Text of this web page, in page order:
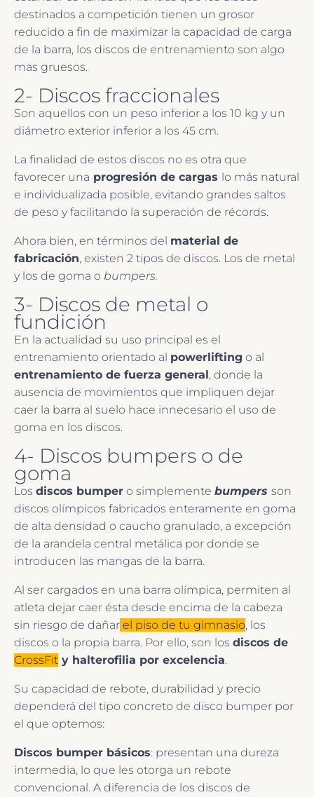
destinados a competición tienen un grosor
reducido a fin de maximizar la capacidad de carga
de la barra, los discos de entrenamiento son algo
mas gruesos.
2- Discos fraccionales
Son aquellos con un peso inferior a los 10 kg y un
diámetro exterior inferior a los 45 cm.
La finalidad de estos discos no es otra que
favorecer una progresión de cargas lo más natural
e individualizada posible, evitando grandes saltos
de peso y facilitando la superación de récords.
Ahora bien, en términos del material de
fabricación, existen 2 tipos de discos. Los de metal
y los de goma o bumpers.
3- Discos de metal o
fundición
En la actualidad su uso principal es el
entrenamiento orientado al powerlifting o al
entrenamiento de fuerza general, donde la
ausencia de movimientos que impliquen dejar
caer la barra al suelo hace innecesario el uso de
goma en los discos.
4- Discos bumpers o de
goma
Los discos bumper o simplemente bumpers son
discos olímpicos fabricados enteramente en goma
de alta densidad o caucho granulado, a excepción
de la arandela central metálica por donde se
introducen las mangas de la barra.
Al ser cargados en una barra olímpica, permiten al
atleta dejar caer ésta desde encima de la cabeza
sin riesgo de dañar el piso de tu gimnasio, los
discos o la propia barra. Por ello, son los discos de
CrossFit y halterofilia por excelencia.
Su capacidad de rebote, durabilidad y precio
dependerá del tipo concreto de disco bumper por
el que optemos:
Discos bumper básicos: presentan una dureza
intermedia, lo que les otorga un rebote
convencional. A diferencia de los discos de